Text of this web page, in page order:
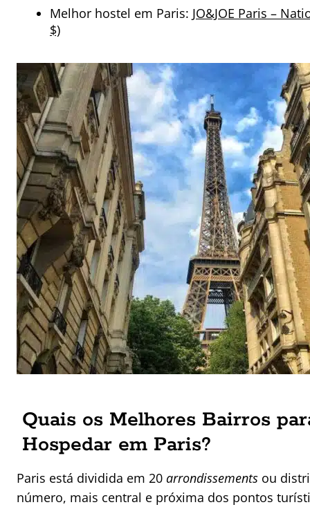
Melhor hostel em Paris: JO&JOE Paris –
$)
Quais os Melhores Bairros
Hospedar em Paris?
Paris está dividida em 20 arrondissements ou
número, mais central e próxima dos pontos